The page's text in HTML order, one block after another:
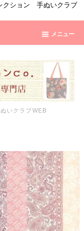
クション 手ぬいクラブ
メニュー
いクラブWEB